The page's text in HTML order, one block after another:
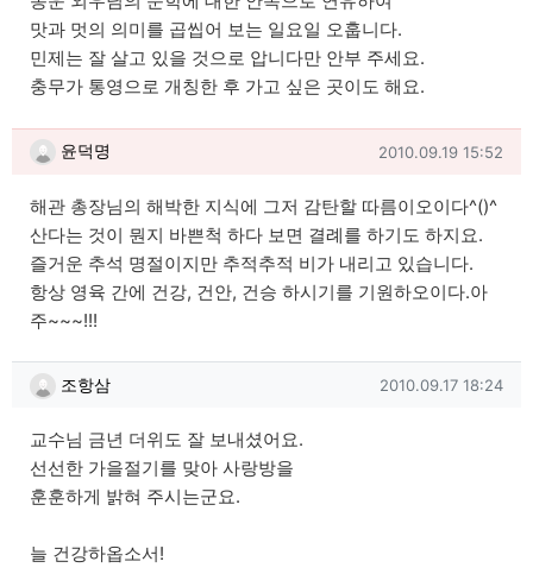
맛과 멋의 의미를 곱씹어 보는 일요일 오훕니다.
민제는 잘 살고 있을 것으로 압니다만 안부 주세요.
충무가 통영으로 개칭한 후 가고 싶은 곳이도 해요.
윤덕명님의 댓글
윤덕명 작성일
2010.09.19 15:52
해관 총장님의 해박한 지식에 그저 감탄할 따름이오이다^()^
산다는 것이 뭔지 바쁜척 하다 보면 결례를 하기도 하지요.
즐거운 추석 명절이지만 추적추적 비가 내리고 있습니다.
항상 영육 간에 건강, 건안, 건승 하시기를 기원하오이다.아
주~~~!!!
조항삼님의 댓글
조항삼 작성일
2010.09.17 18:24
교수님 금년 더위도 잘 보내셨어요.
선선한 가을절기를 맞아 사랑방을
훈훈하게 밝혀 주시는군요.
늘 건강하옵소서!